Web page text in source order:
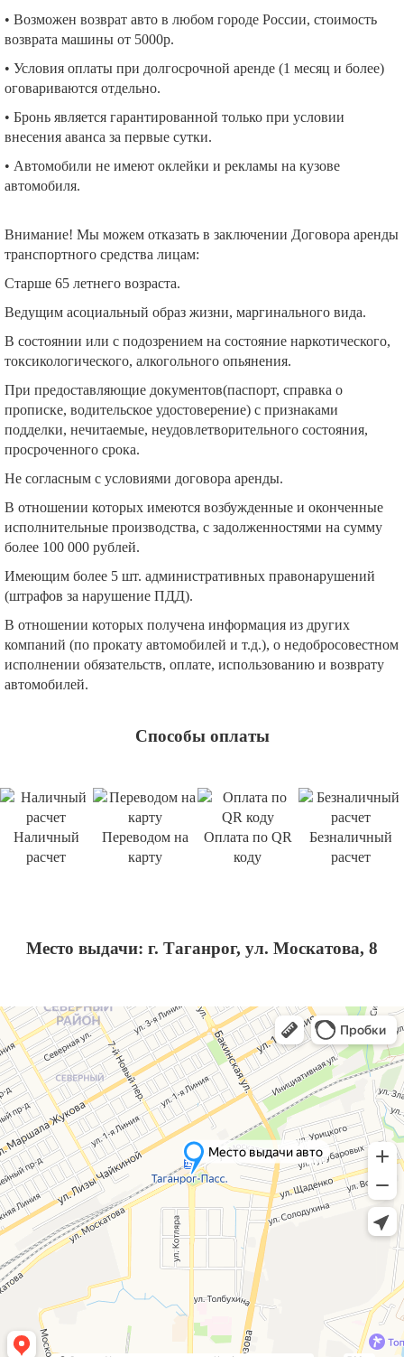
• Возможен возврат авто в любом городе России, стоимость
возврата машины от 5000р.
• Условия оплаты при долгосрочной аренде (1 месяц и более)
оговариваются отдельно.
• Бронь является гарантированной только при условии
внесения аванса за первые сутки.
• Автомобили не имеют оклейки и рекламы на кузове
автомобиля.
Внимание! Мы можем отказать в заключении Договора аренды
транспортного средства лицам:
Старше 65 летнего возраста.
Ведущим асоциальный образ жизни, маргинального вида.
В состоянии или с подозрением на состояние наркотического,
токсикологического, алкогольного опьянения.
При предоставляющие документов(паспорт, справка о
прописке, водительское удостоверение) с признаками
подделки, нечитаемые, неудовлетворительного состояния,
просроченного срока.
Не согласным с условиями договора аренды.
В отношении которых имеются возбужденные и оконченные
исполнительные производства, с задолженностями на сумму
более 100 000 рублей.
Имеющим более 5 шт. административных правонарушений
(штрафов за нарушение ПДД).
В отношении которых получена информация из других
компаний (по прокату автомобилей и т.д.), о недобросовестном
исполнении обязательств, оплате, использованию и возврату
автомобилей.
Способы оплаты
Наличный
расчет
Переводом на
карту
Оплата по QR
коду
Безналичный
расчет
Место выдачи: г. Таганрог, ул. Москатова, 8